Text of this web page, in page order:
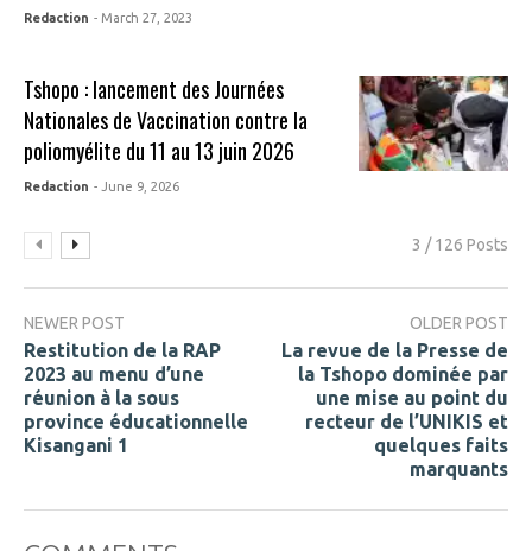
Redaction - March 27, 2023
Tshopo : lancement des Journées
Nationales de Vaccination contre la
poliomyélite du 11 au 13 juin 2026
Redaction - June 9, 2026
3 / 126 Posts
NEWER POST
Restitution de la RAP
2023 au menu d’une
réunion à la sous
province éducationnelle
Kisangani 1
OLDER POST
La revue de la Presse de
la Tshopo dominée par
une mise au point du
recteur de l’UNIKIS et
quelques faits
marquants